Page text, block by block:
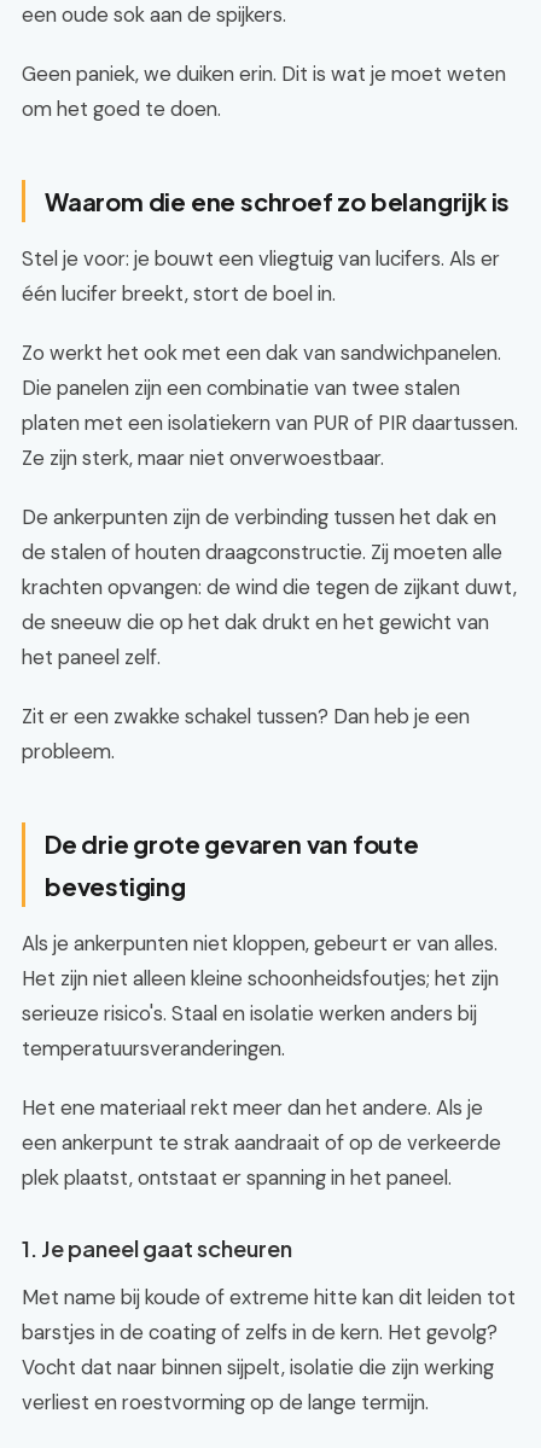
een oude sok aan de spijkers.
Geen paniek, we duiken erin. Dit is wat je moet weten
om het goed te doen.
Waarom die ene schroef zo belangrijk is
Stel je voor: je bouwt een vliegtuig van lucifers. Als er
één lucifer breekt, stort de boel in.
Zo werkt het ook met een dak van sandwichpanelen.
Die panelen zijn een combinatie van twee stalen
platen met een isolatiekern van PUR of PIR daartussen.
Ze zijn sterk, maar niet onverwoestbaar.
De ankerpunten zijn de verbinding tussen het dak en
de stalen of houten draagconstructie. Zij moeten alle
krachten opvangen: de wind die tegen de zijkant duwt,
de sneeuw die op het dak drukt en het gewicht van
het paneel zelf.
Zit er een zwakke schakel tussen? Dan heb je een
probleem.
De drie grote gevaren van foute
bevestiging
Als je ankerpunten niet kloppen, gebeurt er van alles.
Het zijn niet alleen kleine schoonheidsfoutjes; het zijn
serieuze risico's. Staal en isolatie werken anders bij
temperatuursveranderingen.
Het ene materiaal rekt meer dan het andere. Als je
een ankerpunt te strak aandraait of op de verkeerde
plek plaatst, ontstaat er spanning in het paneel.
1. Je paneel gaat scheuren
Met name bij koude of extreme hitte kan dit leiden tot
barstjes in de coating of zelfs in de kern. Het gevolg?
Vocht dat naar binnen sijpelt, isolatie die zijn werking
verliest en roestvorming op de lange termijn.